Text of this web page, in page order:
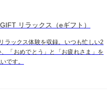
リラックス（eギフト）
ラックス体験を収録。いつも忙しい2
、「おめでとう」と「お疲れさま」を
です。